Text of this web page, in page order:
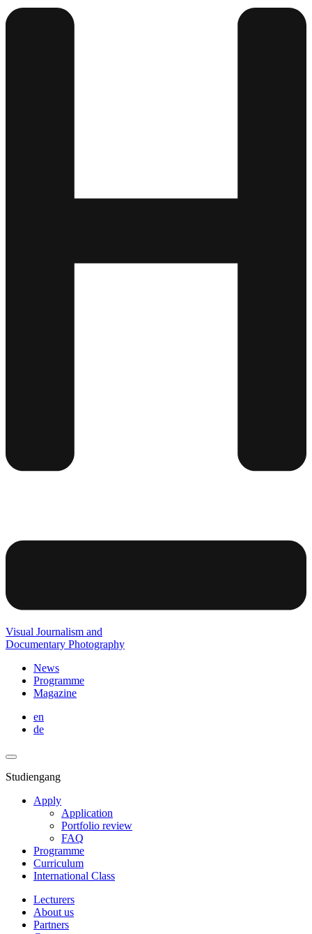
Visual Journalism and
Documentary Photography
News
Programme
Magazine
en
de
Studiengang
Apply
Application
Portfolio review
FAQ
Programme
Curriculum
International Class
Lecturers
About us
Partners